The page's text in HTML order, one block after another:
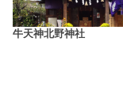
牛天神北野神社